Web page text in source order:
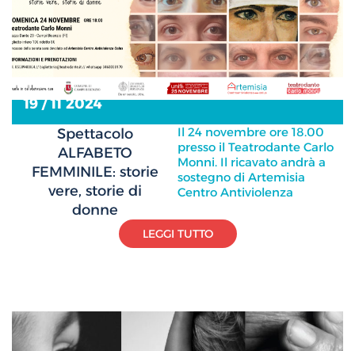
Spettacolo
ALFABETO
FEMMINILE: storie
vere, storie di
donne
Il 24 novembre ore 18.00
presso il Teatrodante Carlo
Monni. Il ricavato andrà a
sostegno di Artemisia
Centro Antiviolenza
19 / 11 2024
LEGGI TUTTO